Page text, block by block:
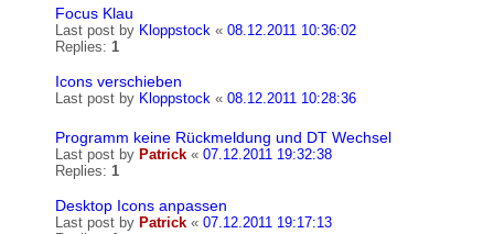
Focus Klau
Last post by Kloppstock « 08.12.2011 10:36:02
Replies: 1
Icons verschieben
Last post by Kloppstock « 08.12.2011 10:28:36
Programm keine Rückmeldung und DT Wechsel
Last post by Patrick « 07.12.2011 19:32:38
Replies: 1
Desktop Icons anpassen
Last post by Patrick « 07.12.2011 19:17:13